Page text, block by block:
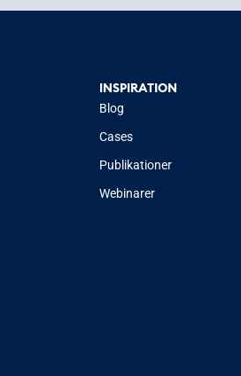
INSPIRATION
Blog
Cases
Publikationer
Webinarer